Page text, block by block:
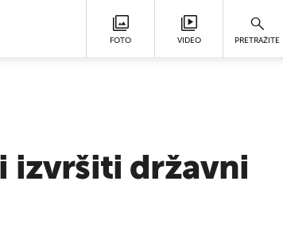
FOTO VIDEO PRETRAŽITE
izvršiti državni